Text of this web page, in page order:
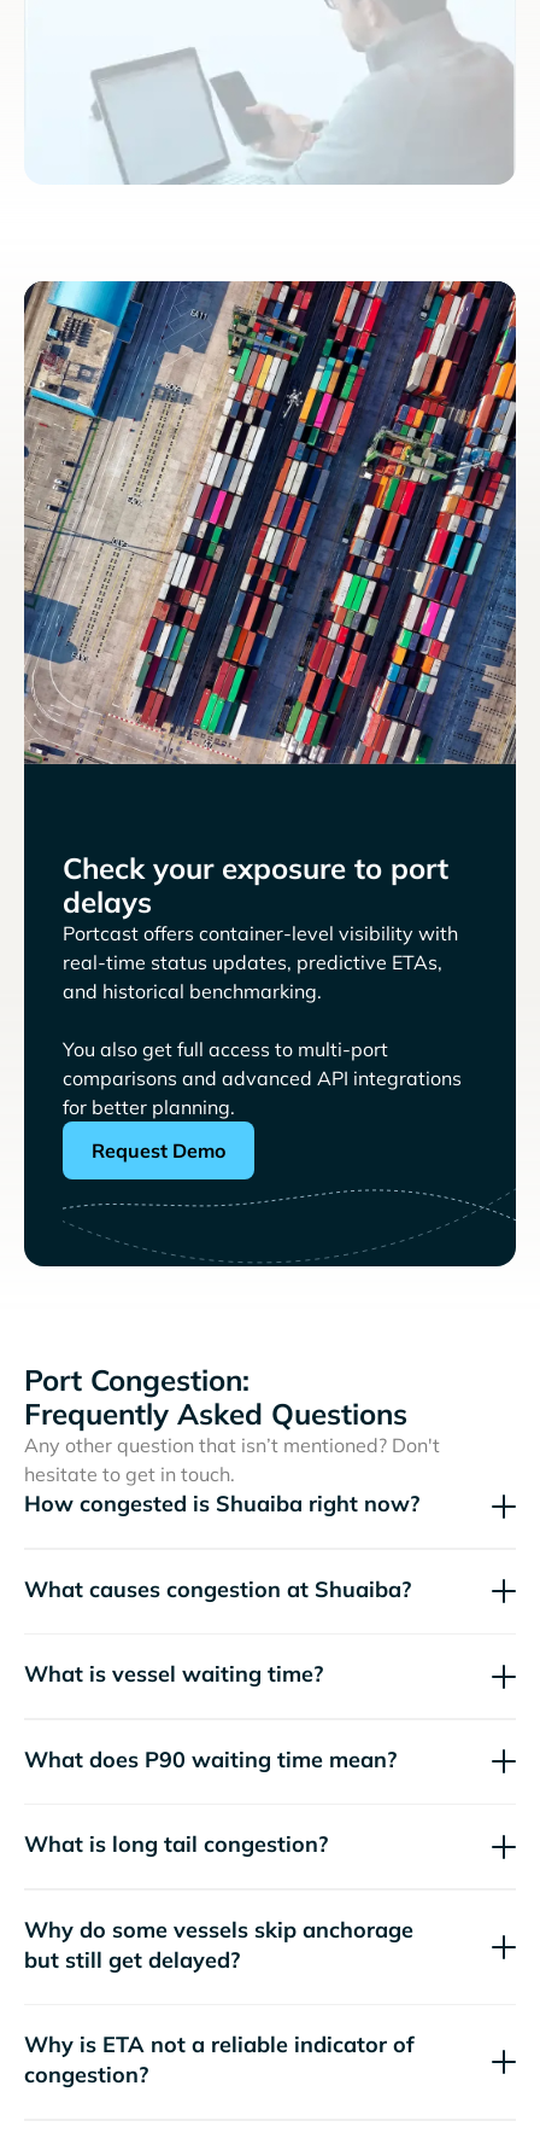
Check your exposure to port
delays
Portcast offers container-level visibility with
real-time status updates, predictive ETAs,
and historical benchmarking.
You also get full access to multi-port
comparisons and advanced API integrations
for better planning.
Request Demo
Port Congestion:
Frequently Asked Questions
Any other question that isn’t mentioned? Don't
hesitate to get in touch.
How congested is Shuaiba right now?
What causes congestion at Shuaiba?
What is vessel waiting time?
What does P90 waiting time mean?
What is long tail congestion?
Why do some vessels skip anchorage
but still get delayed?
Why is ETA not a reliable indicator of
congestion?